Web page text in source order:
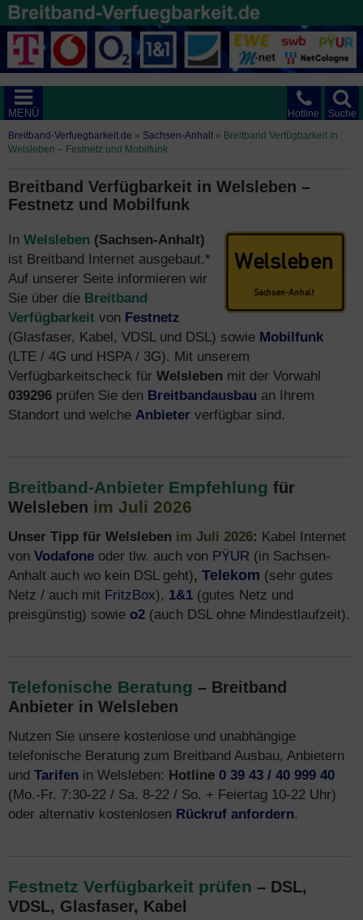
Suche
Hotline
MENÜ
Breitband-Verfuegbarkeit.de » Sachsen-Anhalt » Breitband Verfügbarkeit in
Welsleben – Festnetz und Mobilfunk
Breitband Verfügbarkeit in Welsleben –
Festnetz und Mobilfunk
In Welsleben (Sachsen-Anhalt)
ist Breitband Internet ausgebaut.*
Auf unserer Seite informieren wir
Sie über die Breitband
Verfügbarkeit von Festnetz
(Glasfaser, Kabel, VDSL und DSL) sowie Mobilfunk
(LTE / 4G und HSPA / 3G). Mit unserem
Verfügbarkeitscheck für Welsleben mit der Vorwahl
039296 prüfen Sie den Breitbandausbau an Ihrem
Standort und welche Anbieter verfügbar sind.
Breitband-Anbieter Empfehlung für
Welsleben im Juli 2026
Unser Tipp für Welsleben im Juli 2026: Kabel Internet
von Vodafone oder tlw. auch von PŸUR (in Sachsen-
Anhalt auch wo kein DSL geht), Telekom (sehr gutes
Netz / auch mit FritzBox), 1&1 (gutes Netz und
preisgünstig) sowie o2 (auch DSL ohne Mindestlaufzeit).
Telefonische Beratung – Breitband
Anbieter in Welsleben
Nutzen Sie unsere kostenlose und unabhängige
telefonische Beratung zum Breitband Ausbau, Anbietern
und Tarifen in Welsleben: Hotline 0 39 43 / 40 999 40
(Mo.-Fr. 7:30-22 / Sa. 8-22 / So. + Feiertag 10-22 Uhr)
oder alternativ kostenlosen Rückruf anfordern.
Festnetz Verfügbarkeit prüfen – DSL,
VDSL, Glasfaser, Kabel